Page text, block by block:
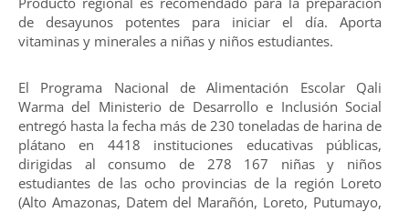
de desayunos potentes para iniciar el día. Aporta
vitaminas y minerales a niñas y niños estudiantes.
El Programa Nacional de Alimentación Escolar Qali
Warma del Ministerio de Desarrollo e Inclusión Social
entregó hasta la fecha más de 230 toneladas de harina de
plátano en 4418 instituciones educativas públicas,
dirigidas al consumo de 278 167 niñas y niños
estudiantes de las ocho provincias de la región Loreto
(Alto Amazonas, Datem del Marañón, Loreto, Putumayo,